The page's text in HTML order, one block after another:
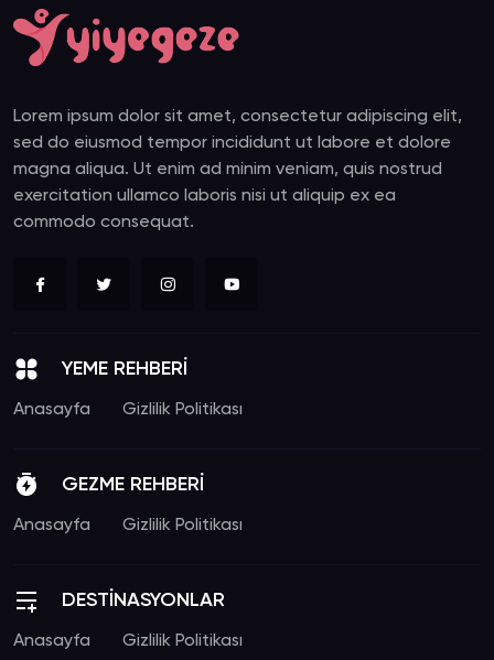
Lorem ipsum dolor sit amet, consectetur adipiscing elit,
sed do eiusmod tempor incididunt ut labore et dolore
magna aliqua. Ut enim ad minim veniam, quis nostrud
exercitation ullamco laboris nisi ut aliquip ex ea
commodo consequat.
YEME REHBERİ
Anasayfa Gizlilik Politikası
GEZME REHBERİ
Anasayfa Gizlilik Politikası
DESTİNASYONLAR
Anasayfa Gizlilik Politikası